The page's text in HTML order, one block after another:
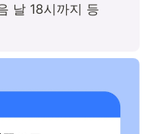
날 18시까지 등